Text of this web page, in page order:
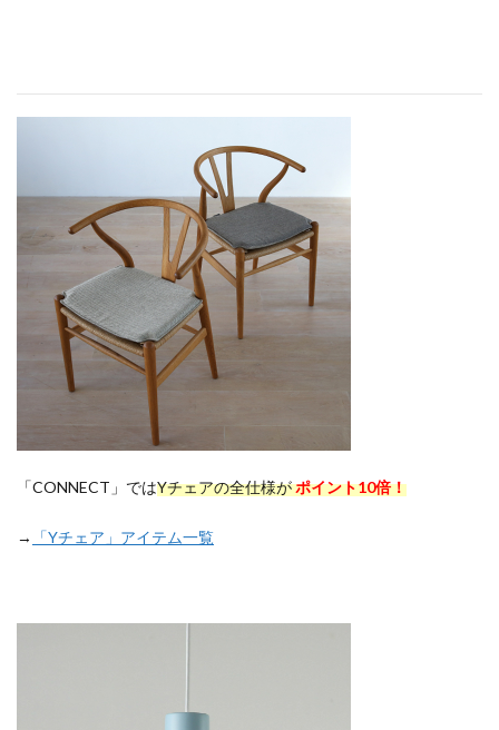
「CONNECT」ではYチェアの全仕様がポイント10倍！
→ 「Yチェア」アイテム一覧